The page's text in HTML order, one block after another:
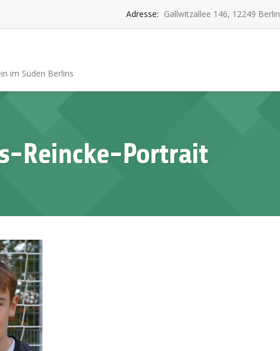
Adresse: Gallwitzallee 146, 12249 Berlin
im Süden Berlins
Reincke-Portrait